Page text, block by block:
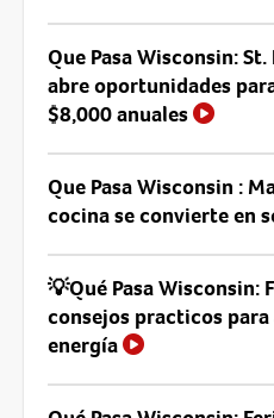
Que Pasa Wisconsin:
abre oportunidades
$8,000 anuales
Que Pasa Wisconsin :
cocina se convierte en
💡Qué Pasa Wisconsin:
consejos practicos
energía